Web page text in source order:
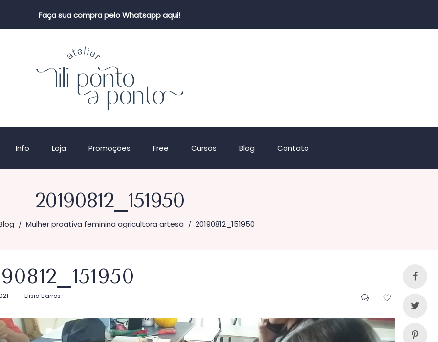
Faça sua compra pelo Whatsapp aqui!
Info Loja Promoções Free Cursos Blog Contato
20190812_151950
/ Mulher proativa feminina agricultora artesã / 20190812_151950
byElisia Barros